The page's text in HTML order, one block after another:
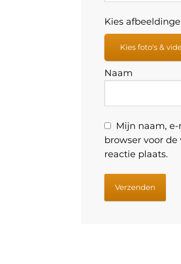
Kies
Kies foto's &
Naam
Mijn naam,
browser voor
reactie plaats.